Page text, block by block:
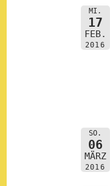
MI.
17
FEB.
2016
SO.
06
MÄRZ
2016